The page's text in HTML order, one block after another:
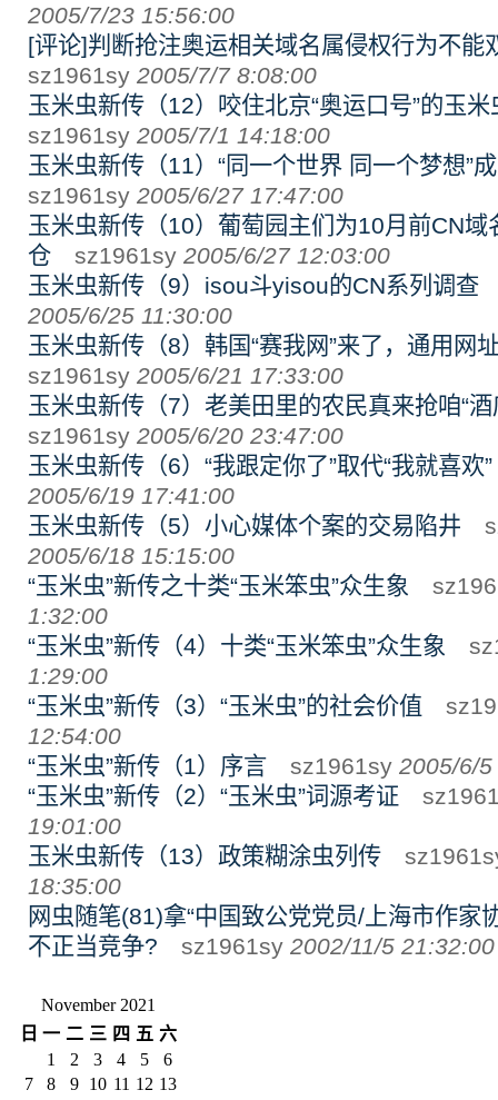
2005/7/23 15:56:00
[评论]判断抢注奥运相关域名属侵权行为不能
sz1961sy 2005/7/7 8:08:00
玉米虫新传（12）咬住北京“奥运口号”的玉米
sz1961sy 2005/7/1 14:18:00
玉米虫新传（11）“同一个世界 同一个梦想”
sz1961sy 2005/6/27 17:47:00
玉米虫新传（10）葡萄园主们为10月前CN域
仓 sz1961sy 2005/6/27 12:03:00
玉米虫新传（9）isou斗yisou的CN系列调查
2005/6/25 11:30:00
玉米虫新传（8）韩国“赛我网”来了，通用网
sz1961sy 2005/6/21 17:33:00
玉米虫新传（7）老美田里的农民真来抢咱“酒
sz1961sy 2005/6/20 23:47:00
玉米虫新传（6）“我跟定你了”取代“我就喜欢”
2005/6/19 17:41:00
玉米虫新传（5）小心媒体个案的交易陷井
2005/6/18 15:15:00
“玉米虫”新传之十类“玉米笨虫”众生象
1:32:00
“玉米虫”新传（4）十类“玉米笨虫”众生象
1:29:00
“玉米虫”新传（3）“玉米虫”的社会价值
12:54:00
“玉米虫”新传（1）序言 sz1961sy 2005/6/
“玉米虫”新传（2）“玉米虫”词源考证
19:01:00
玉米虫新传（13）政策糊涂虫列传
18:35:00
网虫随笔(81)拿“中国致公党党员/上海市作家
不正当竞争? sz1961sy 2002/11/5 21:32:00
November 2021
日 一 二 三 四 五 六
1
2 3 4 5
6
7
8 9 10 11 12 13